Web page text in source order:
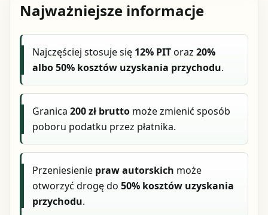
Najważniejsze informacje
Najczęściej stosuje się 12% PIToraz20%
albo 50% kosztów uzyskania przychodu.
Granica200 zł brutto może zmienić sposób
poboru podatku przez płatnika.
Przeniesienie praw autorskich może
otworzyć drogę do50% kosztów uzyskania
przychodu.